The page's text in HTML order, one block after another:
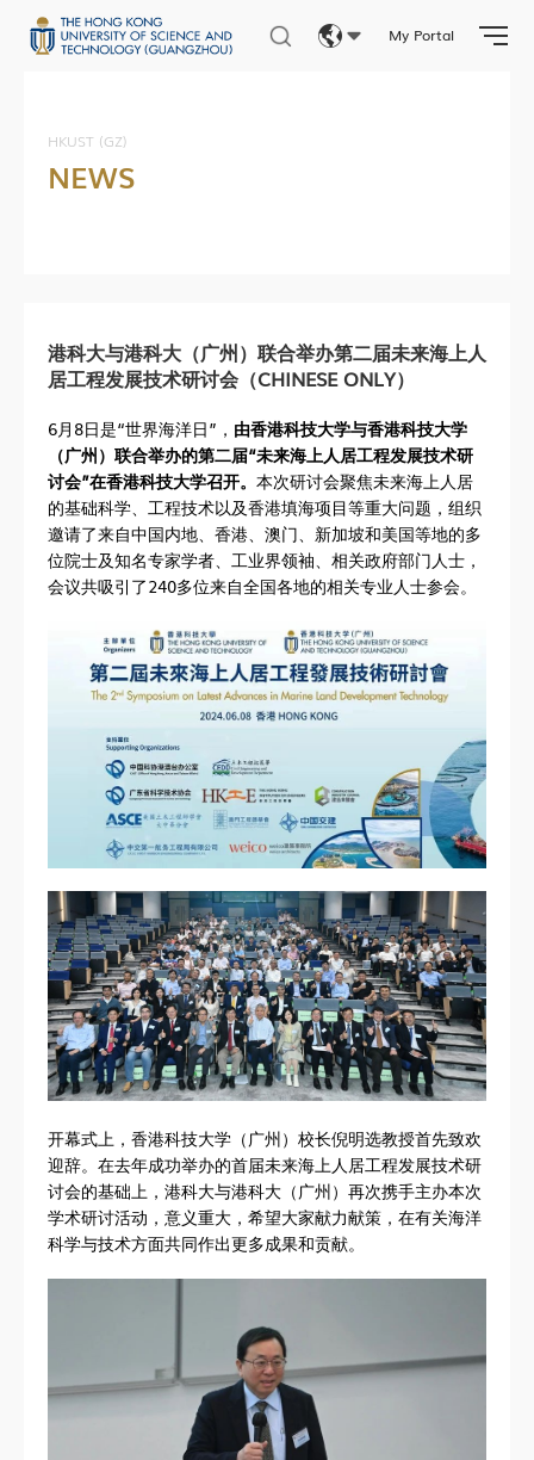
My Portal
HKUST (GZ)
NEWS
港科大与港科大（广州）联合举办第二届未来海上人
居工程发展技术研讨会（CHINESE ONLY）
6月8日是“世界海洋日”， 由香港科技大学与香港科技大学
（广州）联合举办的第二届“未来海上人居工程发展技术研
讨会”在香港科技大学召开。 本次研讨会聚焦未来海上人居
的基础科学、工程技术以及香港填海项目等重大问题，组织
邀请了来自中国内地、香港、澳门、新加坡和美国等地的多
位院士及知名专家学者、工业界领袖、相关政府部门人士，
会议共吸引了240多位来自全国各地的相关专业人士参会。
开幕式上，香港科技大学（广州）校长倪明选教授首先致欢
迎辞。在去年成功举办的首届未来海上人居工程发展技术研
讨会的基础上，港科大与港科大（广州）再次携手主办本次
学术研讨活动，意义重大，希望大家献力献策，在有关海洋
科学与技术方面共同作出更多成果和贡献。